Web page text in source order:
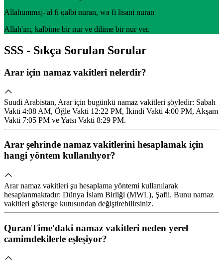
Allahummaj-'al fi qalbi nuran, wa fi lisani nuran
Allah'ım, kalbime bir nur ve dilime bir nur ver.
SSS - Sıkça Sorulan Sorular
Arar için namaz vakitleri nelerdir?
Suudi Arabistan, Arar için bugünkü namaz vakitleri şöyledir: Sabah
Vakti 4:08 AM, Öğle Vakti 12:22 PM, İkindi Vakti 4:00 PM, Akşam
Vakti 7:05 PM ve Yatsı Vakti 8:29 PM.
Arar şehrinde namaz vakitlerini hesaplamak için
hangi yöntem kullanılıyor?
Arar namaz vakitleri şu hesaplama yöntemi kullanılarak
hesaplanmaktadır: Dünya İslam Birliği (MWL), Şafii. Bunu namaz
vakitleri gösterge kutusundan değiştirebilirsiniz.
QuranTime'daki namaz vakitleri neden yerel
camimdekilerle eşleşiyor?